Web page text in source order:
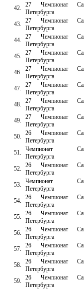
42.
27 Чемпионат
Петербурга
43.
27 Чемпионат
Петербурга
44.
27 Чемпионат
Петербурга
45.
27 Чемпионат
Петербурга
46.
27 Чемпионат
Петербурга
47.
27 Чемпионат
Петербурга
48.
27 Чемпионат
Петербурга
49.
27 Чемпионат
Петербурга
50.
26 Чемпионат
Петербурга
51.
Чемпионат
Петербурга
52.
26 Чемпионат
Петербурга
53.
Чемпионат
Петербурга
54.
26 Чемпионат
Петербурга
55.
26 Чемпионат
Петербурга
56.
26 Чемпионат
Петербурга
57.
26 Чемпионат
Петербурга
58.
26 Чемпионат
Петербурга
59.
26 Чемпионат
Петербурга